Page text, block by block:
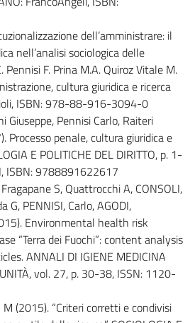
dell’amministrare: il
nell’analisi sociologica delle
Pennisi F. Prina M.A. Quiroz Vitale M.
cultura giuridica e ricerca
ISBN: 978-88-916-3094-0
Giuseppe, Pennisi Carlo, Raiteri
Processo penale, cultura giuridica e
E POLITICHE DEL DIRITTO, p. 1-
ISBN: 9788891622617
S, Quattrocchi A, CONSOLI,
G, PENNISI, Carlo, AGODI,
Environmental health risk
“Terra dei Fuochi”: content analysis
ANNALI DI IGIENE MEDICINA
vol. 27, p. 30-38, ISSN: 1120-
M (2015). “Criteri corretti e condivisi